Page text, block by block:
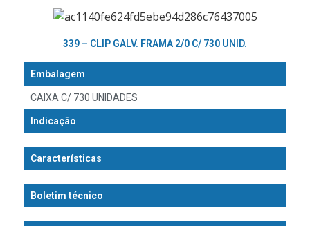
339 – CLIP GALV. FRAMA 2/0 C/ 730 UNID.
Embalagem
CAIXA C/ 730 UNIDADES
Indicação
Características
Boletim técnico